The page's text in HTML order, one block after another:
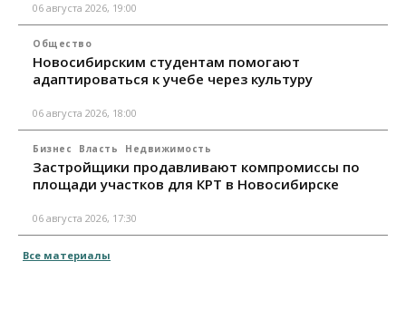
06 августа 2026, 19:00
Общество
Новосибирским студентам помогают
адаптироваться к учебе через культуру
06 августа 2026, 18:00
Бизнес Власть Недвижимость
Застройщики продавливают компромиссы по
площади участков для КРТ в Новосибирске
06 августа 2026, 17:30
Все материалы